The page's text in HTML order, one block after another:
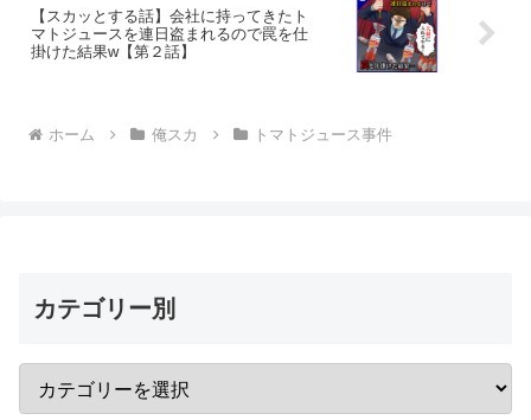
【スカッとする話】会社に持ってきたト
マトジュースを連日盗まれるので罠を仕
掛けた結果w【第２話】
ホーム 俺スカ トマトジュース事件
カテゴリー別